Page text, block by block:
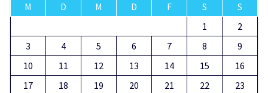
M D M D F S
S
1
2
3
4 5 6 7 8
9
10
11 12 13 14 15
16
17
18 19 20 21 22
23